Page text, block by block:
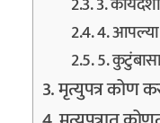
4. आपल्या
5.
मृत्युपत्र कोण